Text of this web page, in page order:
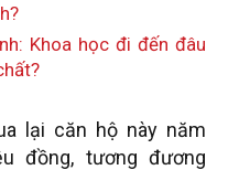
Khoa học đi đến đâu
lại căn hộ này năm
đồng, tương đương